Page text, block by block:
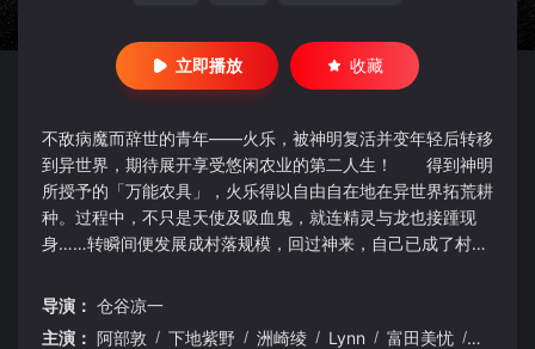
立即播放 收藏
不敌病魔而辞世的青年——火乐，被神明复活并变年轻后转移
到异世界，期待展开享受悠闲农业的第二人生！ 得到神明
所授予的「万能农具」，火乐得以自由自在地在异世界拓荒耕
种。过程中，不只是天使及吸血鬼，就连精灵与龙也接踵现
身……转瞬间便发展成村落规模，回过神来，自己已成了村
导演： 仓谷凉一
主演： 阿部敦 / 下地紫野 / 洲崎绫 / Lynn / 富田美忧 / 藤井雪